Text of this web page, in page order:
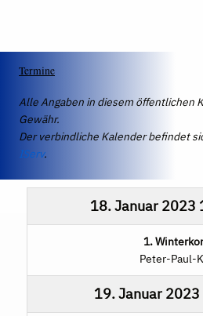
Termine
Alle Angaben in diesem öffentlichen
Gewähr.
Der verbindliche Kalender befindet
IServ.
18. Januar 2023
1.
Peter-Paul-
19. Januar 2023